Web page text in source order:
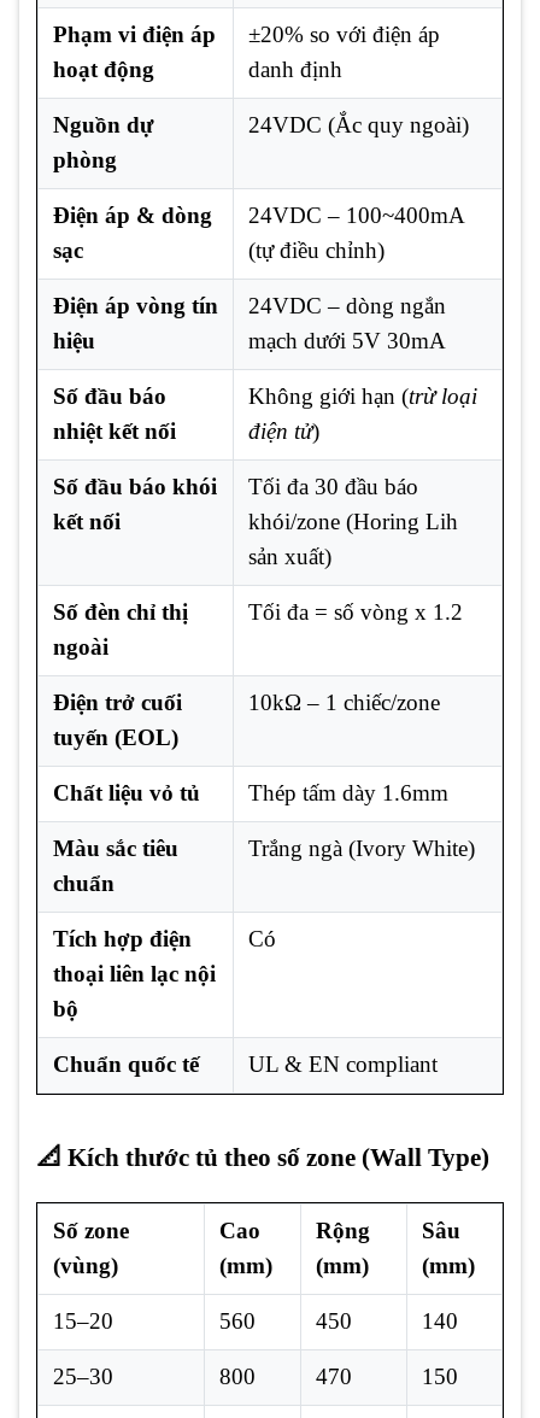
Phạm vi điện áp
hoạt động
±20% so với điện áp
danh định
Nguồn dự
phòng
24VDC (Ắc quy ngoài)
Điện áp & dòng
sạc
24VDC – 100~400mA
(tự điều chỉnh)
Điện áp vòng tín
hiệu
24VDC – dòng ngắn
mạch dưới 5V 30mA
Số đầu báo
nhiệt kết nối
Không giới hạn (trừ loại
điện tử)
Số đầu báo khói
kết nối
Tối đa 30 đầu báo
khói/zone (Horing Lih
sản xuất)
Số đèn chỉ thị
ngoài
Tối đa = số vòng x 1.2
Điện trở cuối
tuyến (EOL)
10kΩ – 1 chiếc/zone
Chất liệu vỏ tủ Thép tấm dày 1.6mm
Màu sắc tiêu
chuẩn
Trắng ngà (Ivory White)
Tích hợp điện
thoại liên lạc nội
bộ
Có
Chuẩn quốc tế UL & EN compliant
📐 Kích thước tủ theo số zone (Wall Type)
Số zone
(vùng)
Cao
(mm)
Rộng
(mm)
Sâu
(mm)
15–20 560 450 140
25–30 800 470 150